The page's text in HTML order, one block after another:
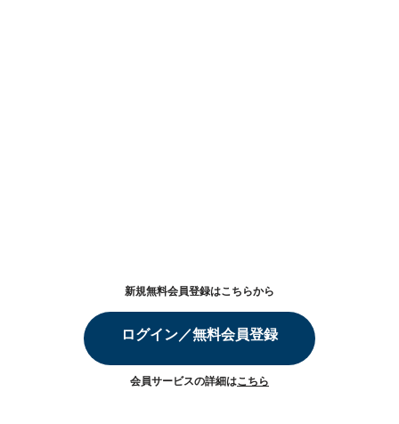
新規無料会員登録はこちらから
ログイン／無料会員登録
会員サービスの詳細はこちら